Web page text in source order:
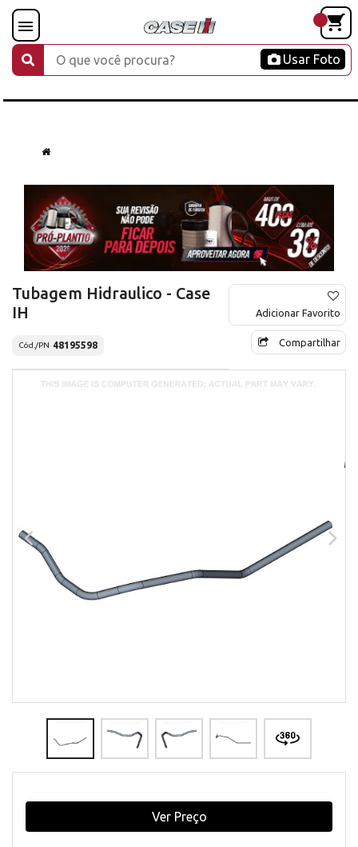
Usar Foto
Tubagem Hidraulico - Case
IH
Cód./PN 48195598
Adicionar Favorito
Compartilhar
Ver Preço